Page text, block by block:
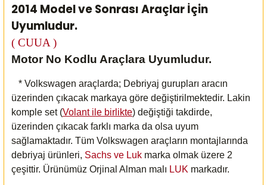
2014 Model ve Sonrası Araçlar İçin
Uyumludur.
( CUUA )
Motor No Kodlu Araçlara Uyumludur.
* Volkswagen araçlarda; Debriyaj gurupları aracın
üzerinden çıkacak markaya göre değiştirilmektedir. Lakin
komple set (Volant ile birlikte) değiştiği takdirde,
üzerinden çıkacak farklı marka da olsa uyum
sağlamaktadır. Tüm Volkswagen araçların montajlarında
debriyaj ürünleri, Sachs ve Luk marka olmak üzere 2
çeşittir. Ürünümüz Orjinal Alman malı LUK markadır.